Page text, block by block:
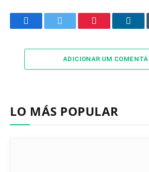
FacebookTwitter Pinterest
ADICIONAR UM
LO MÁS POPULAR